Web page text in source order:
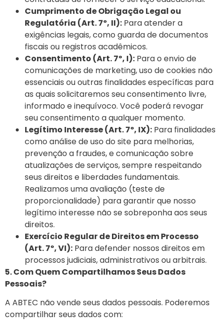
Cumprimento de Obrigação Legal ou
Regulatória (Art. 7º, II): Para atender a
exigências legais, como guarda de documentos
fiscais ou registros acadêmicos.
Consentimento (Art. 7º, I): Para o envio de
comunicações de marketing, uso de cookies não
essenciais ou outras finalidades específicas para
as quais solicitaremos seu consentimento livre,
informado e inequívoco. Você poderá revogar
seu consentimento a qualquer momento.
Legítimo Interesse (Art. 7º, IX): Para finalidades
como análise de uso do site para melhorias,
prevenção a fraudes, e comunicação sobre
atualizações de serviços, sempre respeitando
seus direitos e liberdades fundamentais.
Realizamos uma avaliação (teste de
proporcionalidade) para garantir que nosso
legítimo interesse não se sobreponha aos seus
direitos.
Exercício Regular de Direitos em Processo
(Art. 7º, VI): Para defender nossos direitos em
processos judiciais, administrativos ou arbitrais.
5. Com Quem Compartilhamos Seus Dados
Pessoais?
A ABTEC não vende seus dados pessoais. Poderemos
compartilhar seus dados com: